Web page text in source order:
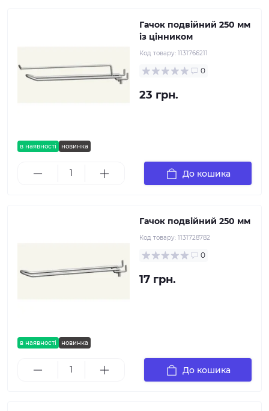
в наявності новинка
Гачок подвійний 250 мм
із цінником
Код товару: 1131766211
0
23 грн.
До кошика
в наявності новинка
Гачок подвійний 250 мм
Код товару: 1131728782
0
17 грн.
До кошика